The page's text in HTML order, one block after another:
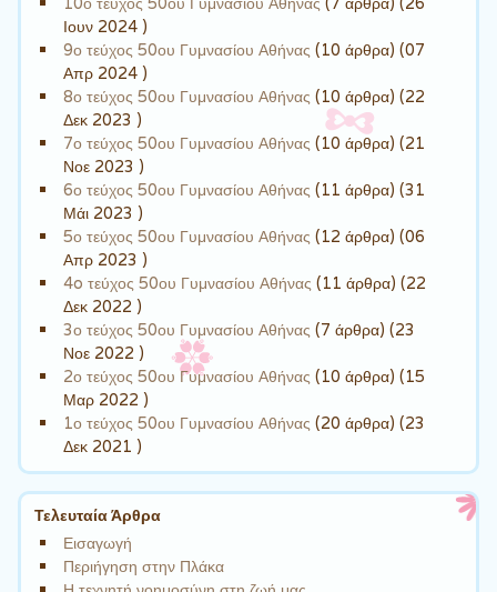
Ιουν 2024 )
9ο τεύχος 50ου Γυμνασίου Αθήνας (10 άρθρα) (07
Απρ 2024 )
8ο τεύχος 50ου Γυμνασίου Αθήνας (10 άρθρα) (22
Δεκ 2023 )
7ο τεύχος 50ου Γυμνασίου Αθήνας (10 άρθρα) (21
Νοε 2023 )
6ο τεύχος 50ου Γυμνασίου Αθήνας (11 άρθρα) (31
Μάι 2023 )
5ο τεύχος 50ου Γυμνασίου Αθήνας (12 άρθρα) (06
Απρ 2023 )
4o τεύχος 50ου Γυμνασίου Αθήνας (11 άρθρα) (22
Δεκ 2022 )
3ο τεύχος 50ου Γυμνασίου Αθήνας (7 άρθρα) (23
Νοε 2022 )
2ο τεύχος 50ου Γυμνασίου Αθήνας (10 άρθρα) (15
Μαρ 2022 )
1ο τεύχος 50ου Γυμνασίου Αθήνας (20 άρθρα) (23
Δεκ 2021 )
Τελευταία Άρθρα
Εισαγωγή
Περιήγηση στην Πλάκα